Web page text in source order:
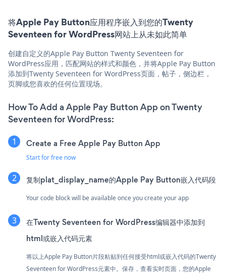
将Apple Pay Button应用程序嵌入到您的Twenty
Seventeen for WordPress网站上从未如此简单
创建自定义的Apple Pay Button Twenty Seventeen for
WordPress应用，匹配网站的样式和颜色，并将Apple Pay Button
添加到Twenty Seventeen for WordPress页面，帖子，侧边栏，
页脚或您喜欢的任何位置现场。
How To Add a Apple Pay Button App on Twenty
Seventeen for WordPress:
Create a Free Apple Pay Button App
Start for free now
复制plat_display_name的Apple Pay Button嵌入代码段
Your code block will be available once you create your app
在Twenty Seventeen for WordPress编辑器中添加到
html或嵌入代码元素
将以上Apple Pay Button片段粘贴到任何接受html或嵌入代码的Twenty
Seventeen for WordPress元素中。保存，查看实时页面，您的Apple